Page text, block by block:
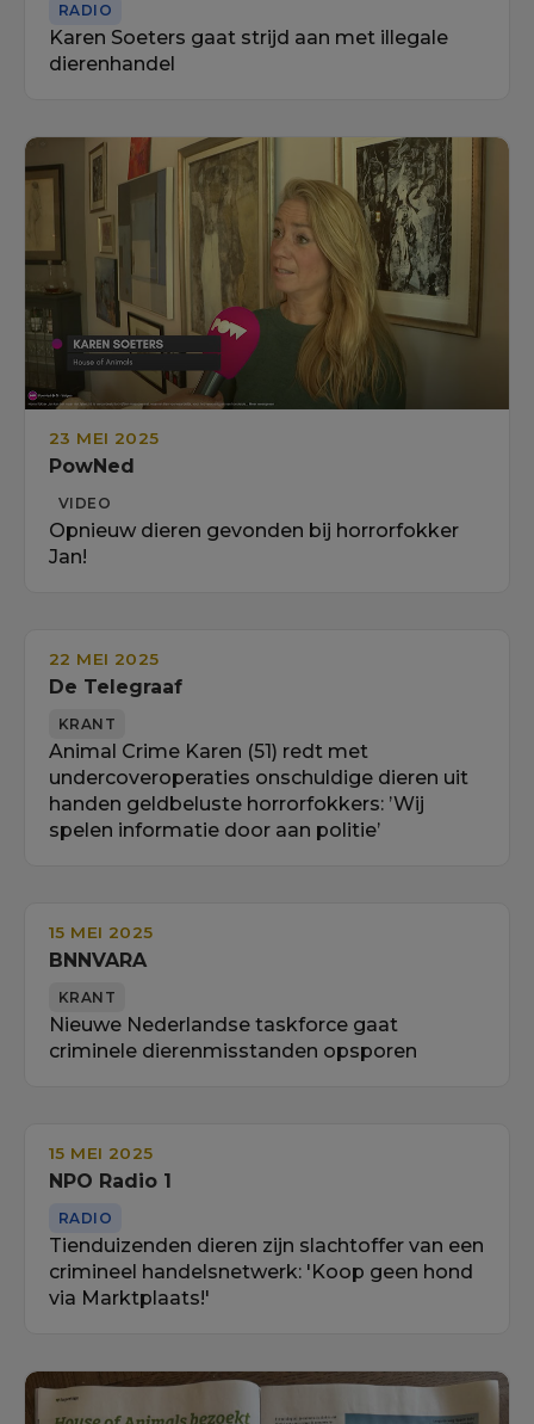
RADIO
Karen Soeters gaat strijd aan met illegale
dierenhandel
23 MEI 2025
PowNed
VIDEO
Opnieuw dieren gevonden bij horrorfokker
Jan!
22 MEI 2025
De Telegraaf
KRANT
Animal Crime Karen (51) redt met
undercoveroperaties onschuldige dieren uit
handen geldbeluste horrorfokkers: ’Wij
spelen informatie door aan politie’
15 MEI 2025
BNNVARA
KRANT
Nieuwe Nederlandse taskforce gaat
criminele dierenmisstanden opsporen
15 MEI 2025
NPO Radio 1
RADIO
Tienduizenden dieren zijn slachtoffer van een
crimineel handelsnetwerk: 'Koop geen hond
via Marktplaats!'